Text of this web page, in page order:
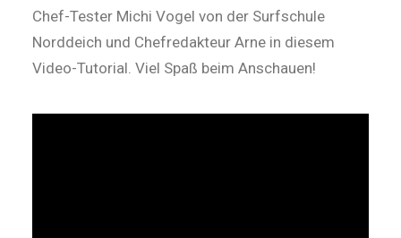
Chef-Tester Michi Vogel von der Surfschule
Norddeich und Chefredakteur Arne in diesem
Video-Tutorial. Viel Spaß beim Anschauen!